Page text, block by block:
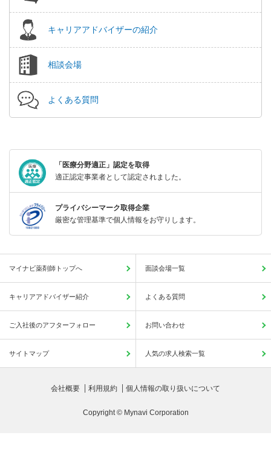
キャリアアドバイザーの紹介
相談会場
よくある質問
「医療分野適正」認定を取得
適正認定事業者として認定されました。
プライバシーマーク取得企業
厳密な管理基準で個人情報をお守りします。
マイナビ薬剤師トップへ 面談会場一覧
キャリアアドバイザー紹介 よくある質問
ご入社後のアフターフォロー お問い合わせ
サイトマップ 人気の求人検索一覧
会社概要 利用規約 個人情報の取り扱いについて
Copyright © Mynavi Corporation